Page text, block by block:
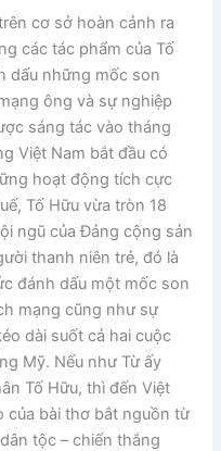
cơ sở hoàn cảnh ra
các tác phẩm của Tố
dấu những mốc son
ông và sự nghiệp
sáng tác vào tháng
Việt Nam bắt đầu có
hoạt động tích cực
Tố Hữu vừa tròn 18
ngũ của Đảng cộng sản
thanh niên trẻ, đó là
đánh dấu một mốc son
mạng cũng như sự
dài suốt cả hai cuộc
Mỹ. Nếu như Từ ấy
Tố Hữu, thì đến Việt
của bài thơ bắt nguồn từ
tộc – chiến thắng